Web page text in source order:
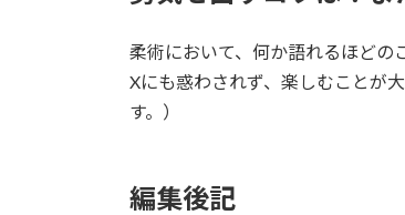
柔術において、何か語れるほどの
Xにも惑わされず、楽しむことが
す。）
編集後記